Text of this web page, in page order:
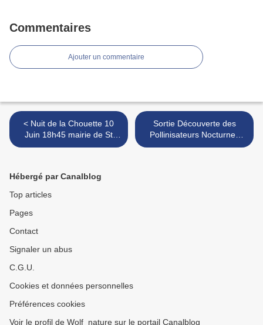
Commentaires
Ajouter un commentaire
< Nuit de la Chouette 10
Juin 18h45 mairie de St
Paul
Sortie Découverte des
Pollinisateurs Nocturnes
Dimanche 11 Juin à 21h00
Hébergé par Canalblog
Top articles
Pages
Contact
Signaler un abus
C.G.U.
Cookies et données personnelles
Préférences cookies
Voir le profil de Wolf_nature sur le portail Canalblog